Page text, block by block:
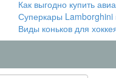
Как выгодно купить
Суперкары Lamborghini
Виды коньков для